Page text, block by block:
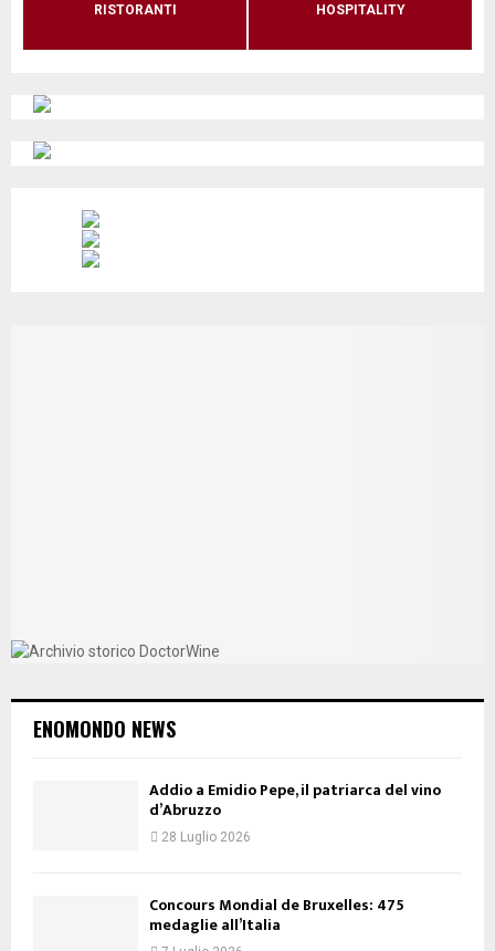
RISTORANTI HOSPITALITY
ENOMONDO NEWS
Addio a Emidio Pepe, il patriarca del vino
d’Abruzzo
28 Luglio 2026
Concours Mondial de Bruxelles: 475
medaglie all’Italia